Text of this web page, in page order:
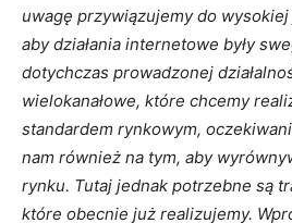
uwagę przywiązujemy do
aby działania internetowe były
dotychczas prowadzonej
wielokanałowe, które chcemy
standardem rynkowym,
nam również na tym, aby
rynku. Tutaj jednak potrzebne są
które obecnie już realizujemy.